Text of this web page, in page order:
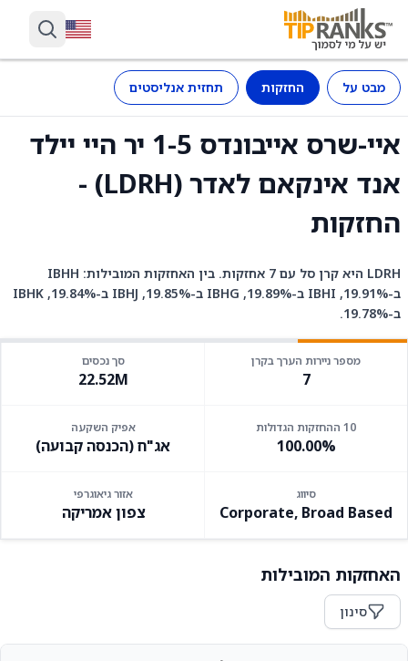
מבט על החזקות תחזית אנליסטים
איי-שרס אייבונדס 1-5 יר היי יילד
אנד אינקאם לאדר (LDRH) -
החזקות
LDRH היא קרן סל עם 7 אחזקות. בין האחזקות המובילות: IBHH
ב-19.91%, IBHI ב-19.89%, IBHG ב-19.85%, IBHJ ב-19.84%, IBHK
ב-19.78%.
מספר ניירות הערך בקרן
7
סך נכסים
22.52M
10 ההחזקות הגדולות
100.00%
אפיק השקעה
אג"ח (הכנסה קבועה)
סיווג
Corporate, Broad Based
אזור גיאוגרפי
צפון אמריקה
האחזקות המובילות
סינון